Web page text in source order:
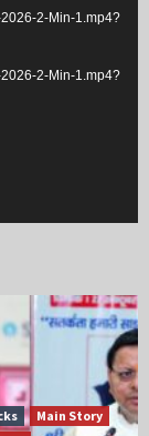
2-Min-1.mp4?
2-Min-1.mp4?
Main Story